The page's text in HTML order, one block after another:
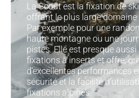
La Scout est la fixation de
offrant le plus large domaine
Par exemple pour une
haute montagne ou une
pistes. Elle est presque aussi
fixations à inserts et offre,
d’excellentes performances
sécurité et la facilité
fixations alpines.